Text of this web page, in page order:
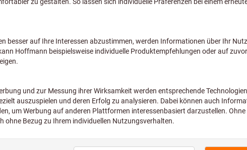
Bild zum Vergrößern anklicken
Wollen Sie mehrere Varianten
Sofort lieferbar Lieferzeit ca. 1-2
unserem professionellen